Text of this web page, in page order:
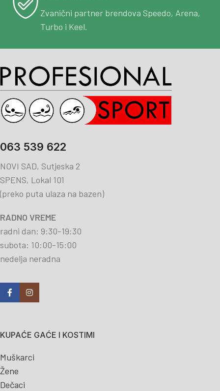
Zvanični partner brendova Speedo, Arena,
Turbo i Keel.
063 539 622
NOVI SAD, Sutjeska 2
SPENS, Lokal 101
(preko puta ulaza na bazen)
RADNO VREME
radni dan: 9:30-19:30
subota: 10:00-15:00
nedelja neradna
KUPAĆE GAĆE I KOSTIMI
Muškarci
Žene
Dečaci